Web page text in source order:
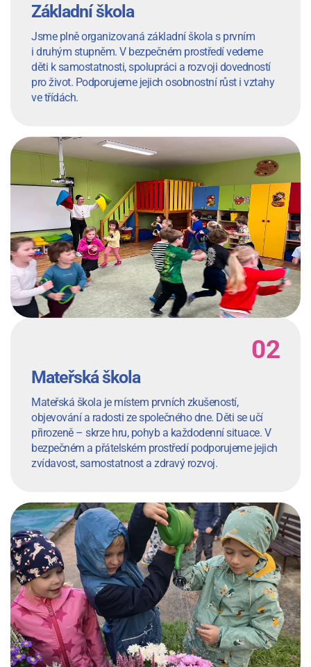
Základní škola
Jsme plně organizovaná základní škola s prvním
i druhým stupněm. V bezpečném prostředí vedeme
děti k samostatnosti, spolupráci a rozvoji dovedností
pro život. Podporujeme jejich osobnostní růst i vztahy
ve třídách.
Mateřská škola
Mateřská škola je místem prvních zkušeností,
objevování a radosti ze společného dne. Děti se učí
přirozeně – skrze hru, pohyb a každodenní situace. V
bezpečném a přátelském prostředí podporujeme jejich
zvídavost, samostatnost a zdravý rozvoj.